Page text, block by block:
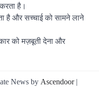
है।
है और सच्चाई को सामने लाने
को मज़बूती देना और
News by Ascendoor|